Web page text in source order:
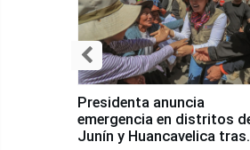
Presidenta anuncia
emergencia en distritos
Junín y Huancavelica tras